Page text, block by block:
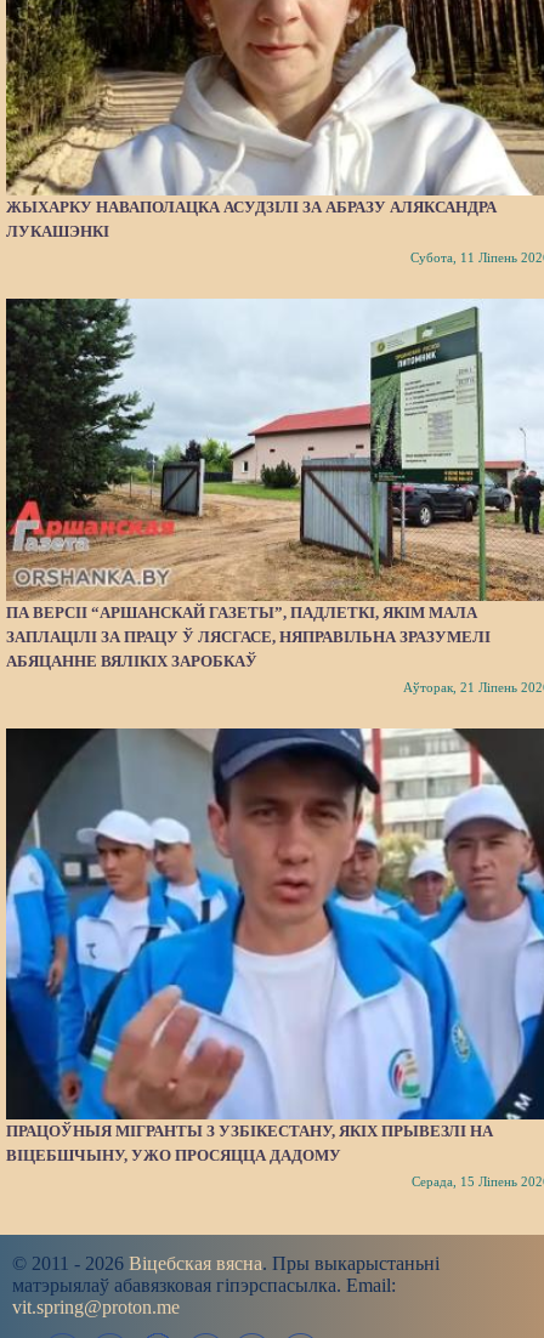
ЖЫХАРКУ НАВАПОЛАЦКА АСУДЗІЛІ ЗА АБРАЗУ АЛЯКСАНДРА
ЛУКАШЭНКІ
Субота, 11 Ліпень
ПА ВЕРСІІ “АРШАНСКАЙ ГАЗЕТЫ”, ПАДЛЕТКІ, ЯКІМ МАЛА
ЗАПЛАЦІЛІ ЗА ПРАЦУ Ў ЛЯСГАСЕ, НЯПРАВІЛЬНА ЗРАЗУМЕЛІ
АБЯЦАННЕ ВЯЛІКІХ ЗАРОБКАЎ
Аўторак, 21 Ліпень
ПРАЦОЎНЫЯ МІГРАНТЫ З УЗБІКЕСТАНУ, ЯКІХ ПРЫВЕЗЛІ НА
ВІЦЕБШЧЫНУ, УЖО ПРОСЯЦЦА ДАДОМУ
Серада, 15 Ліпень
© 2011 - 2026 Віцебская вясна. Пры выкарыстаньні
матэрыялаў абавязковая гіпэрспасылка. Email:
vit.spring@proton.me